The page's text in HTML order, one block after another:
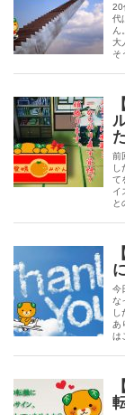
20
代
ん
大
そ
前
し
て
イ
と
今
な
し
あ
は